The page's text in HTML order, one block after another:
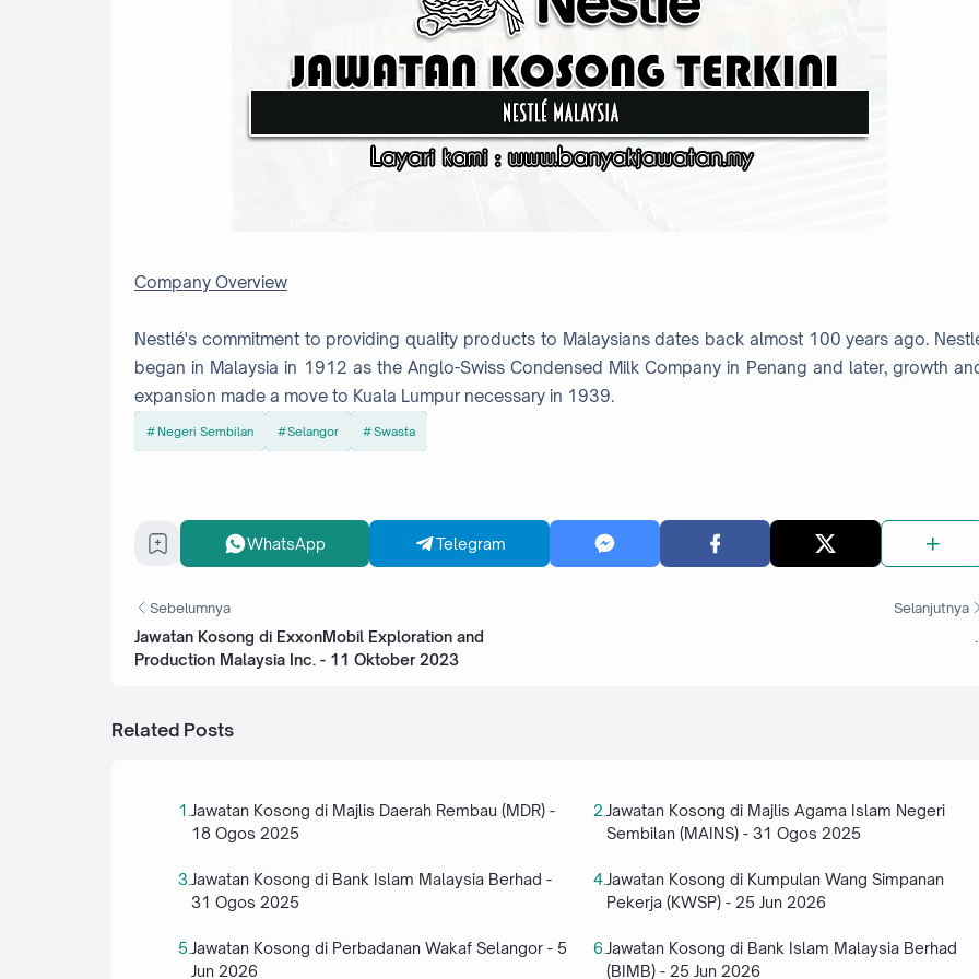
Company Overview
Nestlé's commitment to providing quality products to Malaysians dates back almost 100 years ago.
began in Malaysia in 1912 as the Anglo-Swiss Condensed Milk Company in Penang and later, growth
expansion made a move to Kuala Lumpur necessary in 1939.
Negeri Sembilan Selangor Swasta
WhatsApp Telegram
Sebelumnya
Jawatan Kosong di ExxonMobil Exploration and
Production Malaysia Inc. - 11 Oktober 2023
Selanjutnya
Related Posts
Jawatan Kosong di Majlis Daerah Rembau (MDR) -
18 Ogos 2025
Jawatan Kosong di Majlis Agama Islam Negeri
Sembilan (MAINS) - 31 Ogos 2025
Jawatan Kosong di Bank Islam Malaysia Berhad -
31 Ogos 2025
Jawatan Kosong di Kumpulan Wang Simpanan
Pekerja (KWSP) - 25 Jun 2026
Jawatan Kosong di Perbadanan Wakaf Selangor - 5
Jun 2026
Jawatan Kosong di Bank Islam Malaysia Berhad
(BIMB) - 25 Jun 2026